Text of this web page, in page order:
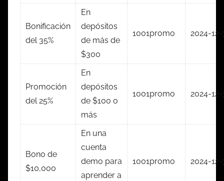
Bonificación
del 35%
En
depósitos
de más de
$300
1001promo 2024-12-
Promoción
del 25%
En
depósitos
de $100 o
más
1001promo 2024-12-
Bono de
$10,000
En una
cuenta
demo para
aprender a
1001promo 2024-12-